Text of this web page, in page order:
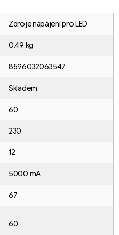
Zdroje napájení pro LED
0.49 kg
8596032063547
Skladem
60
230
12
5000 mA
67
60